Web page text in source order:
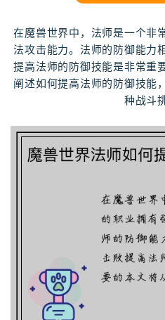
在魔兽世界中，法师是一个非
法攻击能力。法师的防御能力
提高法师的防御技能是非常重
阐述如何提高法师的防御技能
种战斗